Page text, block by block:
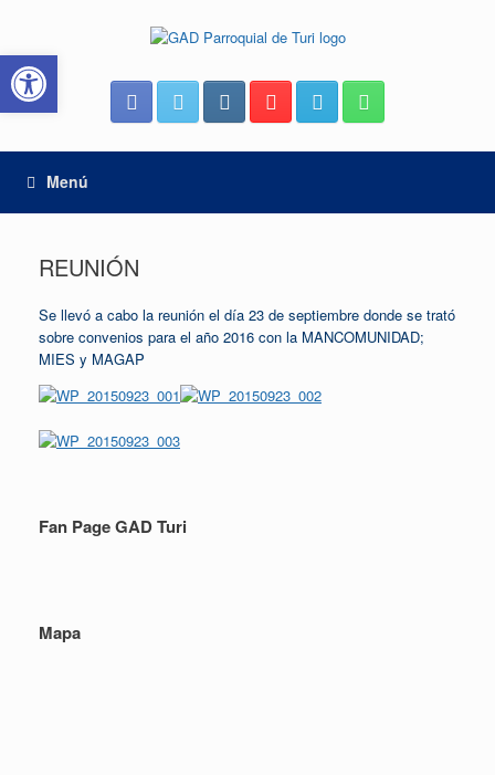
Abrir barra de herramientas
contenido
Menú
REUNIÓN
Se llevó a cabo la reunión el día 23 de septiembre donde se trató
sobre convenios para el año 2016 con la MANCOMUNIDAD;
MIES y MAGAP
Fan Page GAD Turi
Mapa